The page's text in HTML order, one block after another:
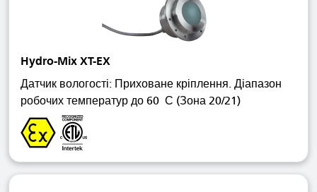
Hydro-Mix XT-EX
Датчик вологості: Приховане кріплення. Діапазон
робочих температур до 60 С (Зона 20/21)